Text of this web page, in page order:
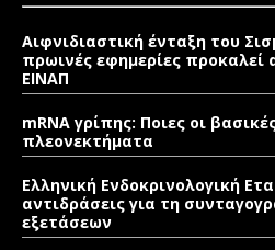
Αιφνιδιαστική ένταξη του
πρωινές εφημερίες προκαλεί
ΕΙΝΑΠ
mRNA γρίπης: Ποιες οι
πλεονεκτήματα
Ελληνική Ενδοκρινολογική
αντιδράσεις για τη
εξετάσεων